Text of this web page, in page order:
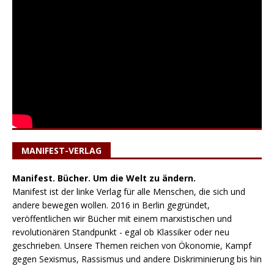
MANIFEST-VERLAG
Manifest. Bücher. Um die Welt zu ändern.
Manifest ist der linke Verlag für alle Menschen, die sich und
andere bewegen wollen. 2016 in Berlin gegründet,
veröffentlichen wir Bücher mit einem marxistischen und
revolutionären Standpunkt - egal ob Klassiker oder neu
geschrieben. Unsere Themen reichen von Ökonomie, Kampf
gegen Sexismus, Rassismus und andere Diskriminierung bis hin